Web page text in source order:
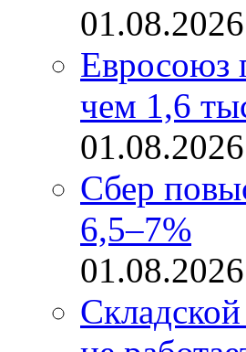
Евросоюз
чем 1,6
Сбер
6,5–7%